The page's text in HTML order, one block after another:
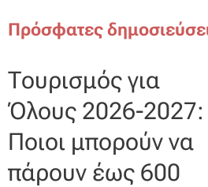
Πρόσφατες
Τουρισμός για
Όλους 2026-2027:
Ποιοι μπορούν να
πάρουν έως 600